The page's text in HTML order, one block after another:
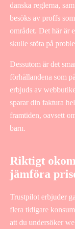
danska reglerna,
besöks av proffs
området. Det här är
skulle stöta på
Dessutom är det
förhållandena som
erbjuds av
sparar din faktura
framtiden, oavsett
barn.
Riktigt
jämföra
Trustpilot erbjuder
flera tidigare
att du undersöker